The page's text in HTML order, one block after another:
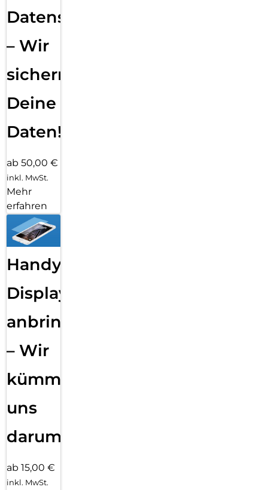
Datensicherung
– Wir
sichern
Deine
Daten!
ab 50,00 €
inkl. MwSt.
Mehr
erfahren
Handy
Displayfolie
anbringen
– Wir
kümmern
uns
darum!
ab 15,00 €
inkl. MwSt.